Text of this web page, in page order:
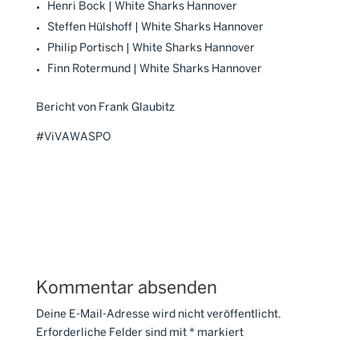
Henri Bock | White Sharks Hannover
Steffen Hülshoff | White Sharks Hannover
Philip Portisch | White Sharks Hannover
Finn Rotermund | White Sharks Hannover
Bericht von Frank Glaubitz
#ViVAWASPO
Kommentar absenden
Deine E-Mail-Adresse wird nicht veröffentlicht.
Erforderliche Felder sind mit *markiert